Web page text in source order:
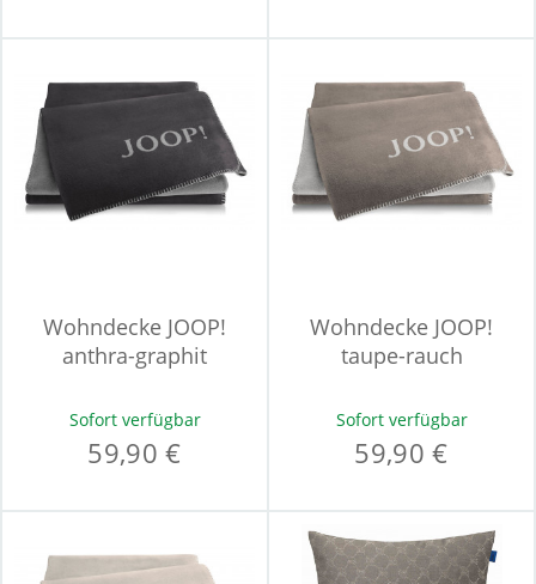
Wohndecke JOOP!
anthra-graphit
Sofort verfügbar
59,90 €
Wohndecke JOOP!
taupe-rauch
Sofort verfügbar
59,90 €